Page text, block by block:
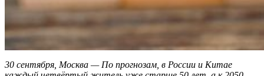
30 сентября, Москва — По прогнозам, в России и Китае